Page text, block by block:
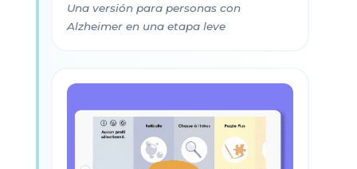
Una versión para personas con
Alzheimer en una etapa leve